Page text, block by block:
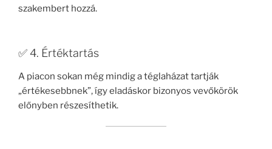
szakembert hozzá.
✅ 4. Értéktartás
A piacon sokan még mindig a téglaházat tartják
„értékesebbnek”, így eladáskor bizonyos vevőkörök
előnyben részesíthetik.